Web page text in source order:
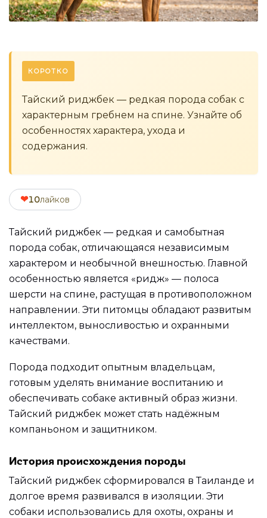
КОРОТКО
Тайский риджбек — редкая порода собак с
характерным гребнем на спине. Узнайте об
особенностях характера, ухода и
содержания.
❤10лайков
Тайский риджбек — редкая и самобытная
порода собак, отличающаяся независимым
характером и необычной внешностью. Главной
особенностью является «ридж» — полоса
шерсти на спине, растущая в противоположном
направлении. Эти питомцы обладают развитым
интеллектом, выносливостью и охранными
качествами.
Порода подходит опытным владельцам,
готовым уделять внимание воспитанию и
обеспечивать собаке активный образ жизни.
Тайский риджбек может стать надёжным
компаньоном и защитником.
История происхождения породы
Тайский риджбек сформировался в Таиланде и
долгое время развивался в изоляции. Эти
собаки использовались для охоты, охраны и